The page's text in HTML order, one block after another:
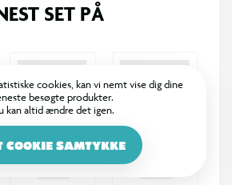
SET PÅ
cookies, kan vi nemt vise dig dine
besøgte produkter.
kan altid ændre det igen.
COOKIE SAMTYKKE